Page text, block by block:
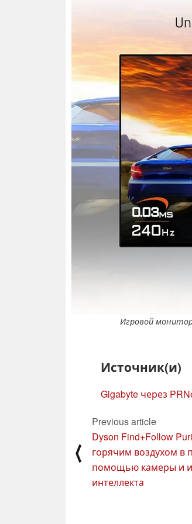
Игровой
Источник(и)
Gigabyte через
⟨
Previous article
Dyson Find+Follow
горячим воздухом в
помощью камеры и
интеллекта